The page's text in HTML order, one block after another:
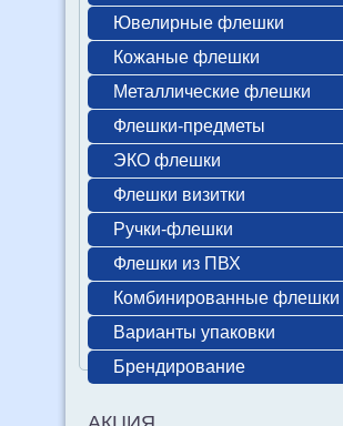
Ювелирные флешки
Кожаные флешки
Металлические флешки
Флешки-предметы
ЭКО флешки
Флешки визитки
Ручки-флешки
Флешки из ПВХ
Комбинированные флешки
Варианты упаковки
Брендирование